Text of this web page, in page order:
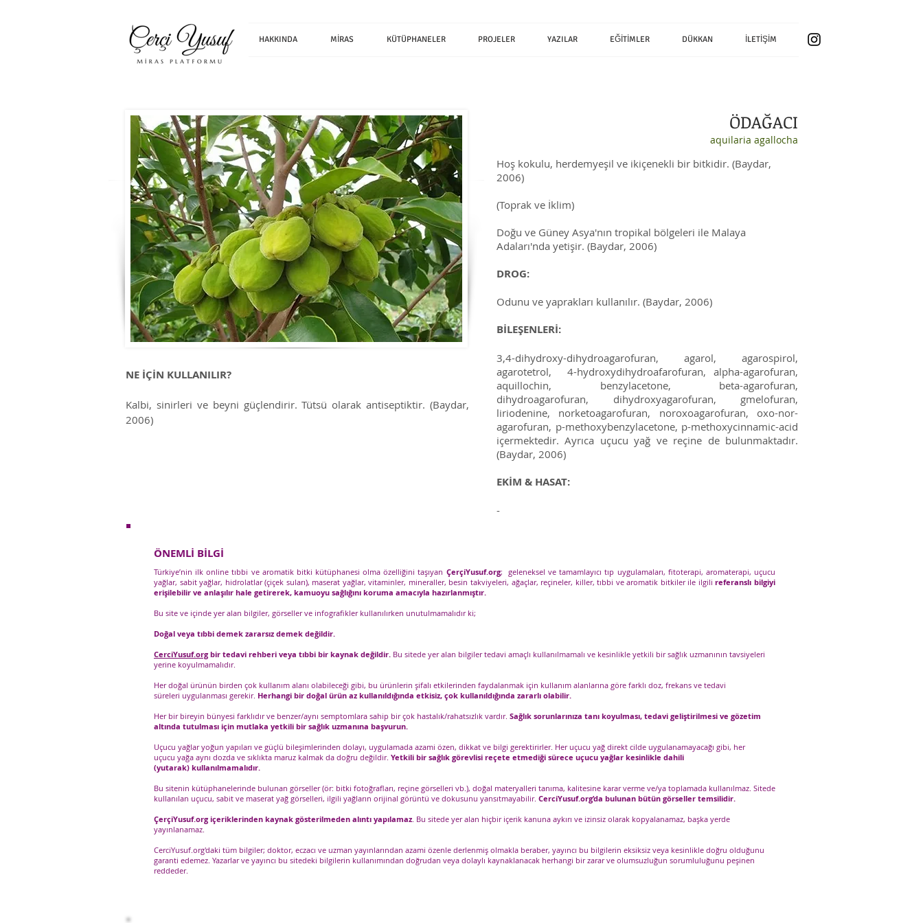
HAKKINDA MİRAS KÜTÜPHANELER PROJELER YAZILAR EĞİTİMLER DÜKKAN İLETİŞİM
NE İÇİN KULLANILIR?
Kalbi, sinirleri ve beyni güçlendirir. Tütsü olarak antiseptiktir. (Baydar,
2006)
ÖDAĞACI
aquilaria agallocha
Hoş kokulu, herdemyeşil ve ikiçenekli bir bitkidir. (Baydar,
2006)
(Toprak ve İklim)
Doğu ve Güney Asya'nın tropikal bölgeleri ile Malaya
Adaları'nda yetişir. (Baydar, 2006)
DROG:
Odunu ve yaprakları kullanılır. (Baydar, 2006)
BİLEŞENLERİ:
3,4-dihydroxy-dihydroagarofuran, agarol, agarospirol,
agarotetrol, 4-hydroxydihydroafarofuran, alpha-agarofuran,
aquillochin, benzylacetone, beta-agarofuran,
dihydroagarofuran, dihydroxyagarofuran, gmelofuran,
liriodenine, norketoagarofuran, noroxoagarofuran, oxo-nor-
agarofuran, p-methoxybenzylacetone, p-methoxycinnamic-acid
içermektedir. Ayrıca uçucu yağ ve reçine de bulunmaktadır.
(Baydar, 2006)
EKİM & HASAT:
-
ÖNEMLİ BİLGİ
Türkiye’nin ilk online tıbbi ve aromatik bitki kütüphanesi olma özelliğini taşıyan ÇerçiYusuf.org; geleneksel ve tamamlayıcı tıp uygulamaları, fitoterapi, aromaterapi, uçucu
yağlar, sabit yağlar, hidrolatlar (çiçek suları), maserat yağlar, vitaminler, mineraller, besin takviyeleri, ağaçlar, reçineler, killer, tıbbi ve aromatik bitkiler ile ilgilireferanslı bilgiyi
erişilebilir ve anlaşılır hale getirerek, kamuoyu sağlığını koruma amacıyla hazırlanmıştır.
Bu site ve içinde yer alan bilgiler, görseller ve infografikler kullanılırken unutulmamalıdır ki;
Doğal veya tıbbi demek zararsız demek değildir.
CerciYusuf.org bir tedavi rehberi veya tıbbi bir kaynak değildir. Bu sitede yer alan bilgiler tedavi amaçlı kullanılmamalı ve kesinlikle yetkili bir sağlık uzmanının tavsiyeleri
yerine koyulmamalıdır.
Her doğal ürünün birden çok kullanım alanı olabileceği gibi, bu ürünlerin şifalı etkilerinden faydalanmak için kullanım alanlarına göre farklı doz, frekans ve tedavi
süreleri uygulanması gerekir. Herhangi bir doğal ürün az kullanıldığında etkisiz, çok kullanıldığında zararlı olabilir.
Her bir bireyin bünyesi farklıdır ve benzer/aynı semptomlara sahip bir çok hastalık/rahatsızlık vardır. Sağlık sorunlarınıza tanı koyulması, tedavi geliştirilmesi ve gözetim
altında tutulması için mutlaka yetkili bir sağlık uzmanına başvurun.
Uçucu yağlar yoğun yapıları ve güçlü bileşimlerinden dolayı, uygulamada azami özen, dikkat ve bilgi gerektirirler. Her uçucu yağ direkt cilde uygulanamayacağı gibi, her
uçucu yağa aynı dozda ve sıklıkta maruz kalmak da doğru değildir. Yetkili bir sağlık görevlisi reçete etmediği sürece uçucu yağlar kesinlikle dahili
(yutarak) kullanılmamalıdır.
Bu sitenin kütüphanelerinde bulunan görseller (ör: bitki fotoğrafları, reçine görselleri vb.), doğal materyalleri tanıma, kalitesine karar verme ve/ya toplamada kullanılmaz. Sitede
kullanılan uçucu, sabit ve maserat yağ görselleri, ilgili yağların orijinal görüntü ve dokusunu yansıtmayabilir. CerciYusuf.org’da bulunan bütün görseller temsilidir.
ÇerçiYusuf.org içeriklerinden kaynak gösterilmeden alıntı yapılamaz. Bu sitede yer alan hiçbir içerik kanuna aykırı ve izinsiz olarak kopyalanamaz, başka yerde
yayınlanamaz.
CerciYusuf.org'daki tüm bilgiler; doktor, eczacı ve uzman yayınlarından azami özenle derlenmiş olmakla beraber, yayıncı bu bilgilerin eksiksiz veya kesinlikle doğru olduğunu
garanti edemez. Yazarlar ve yayıncı bu sitedeki bilgilerin kullanımından doğrudan veya dolaylı kaynaklanacak herhangi bir zarar ve olumsuzluğun sorumluluğunu peşinen
reddeder.